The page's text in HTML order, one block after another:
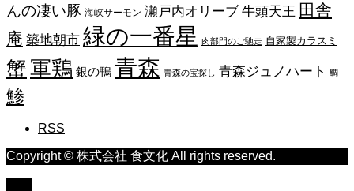
んの凄い豚 海峡サーモン 瀬戸内オリーブ 牛頭天王 田舎
庵 築地朝市 緑の一番星 肉部門のご馳走 自家製カラスミ
蟹軍鶏 銀の鴨 青森 青森の宝探し 青森ジュノハート 鯛
鯵
RSS
Copyright © 株式会社 食文化 All rights reserved.